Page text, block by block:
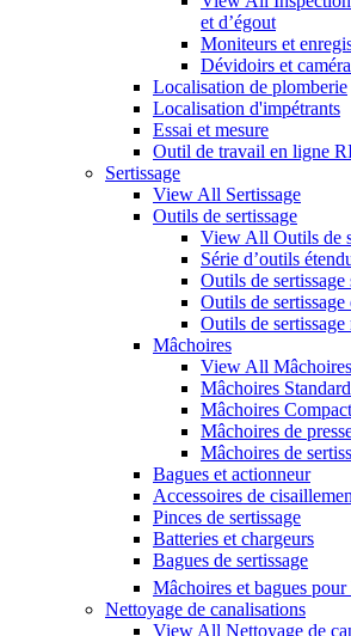
et d’égout
Moniteurs et
Dévidoirs et
Localisation de plomberie
Localisation d'impétrants
Essai et mesure
Outil de travail en ligne
Sertissage
View All Sertissage
Outils de sertissage
View All Outils de
Série d’outils
Outils de
Outils de
Outils de
Mâchoires
View All Mâchoires
Mâchoires
Mâchoires
Mâchoires de
Mâchoires de
Bagues et actionneur
Accessoires de
Pinces de sertissage
Batteries et chargeurs
Bagues de sertissage
Mâchoires et bagues pour
Nettoyage de canalisations
View All Nettoyage de